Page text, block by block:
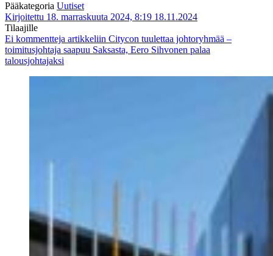
Pääkategoria Uutiset
Kirjoitettu 18. marraskuuta 2024, 8:19 18.11.2024
Tilaajille
Ei kommentteja artikkeliin Citycon tuulettaa johtoryhmää –
toimitusjohtaja saapuu Saksasta, Eero Sihvonen palaa
talousjohtajaksi